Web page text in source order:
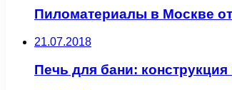
Пиломатериалы в Москве
21.07.2018
Печь для бани: